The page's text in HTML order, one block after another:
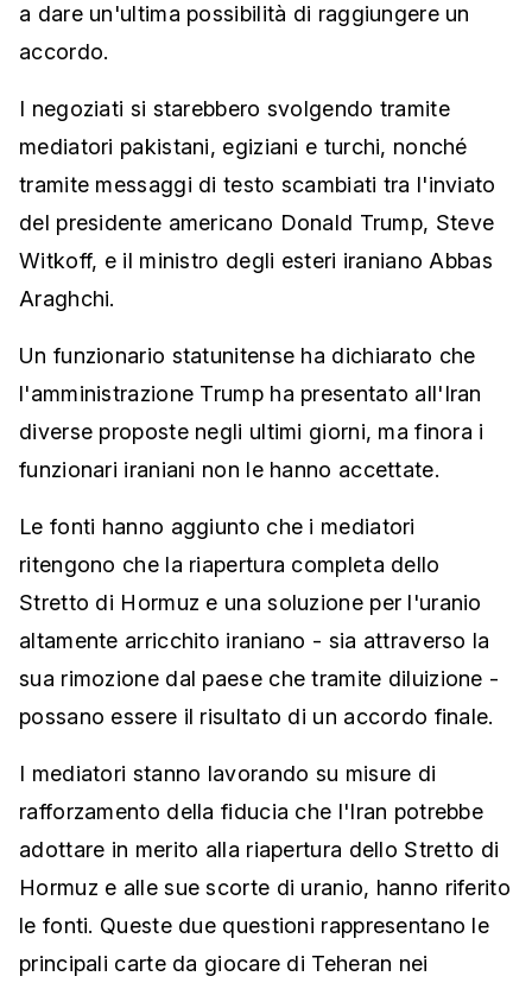
a dare un'ultima possibilità di raggiungere un
accordo.
I negoziati si starebbero svolgendo tramite
mediatori pakistani, egiziani e turchi, nonché
tramite messaggi di testo scambiati tra l'inviato
del presidente americano Donald Trump, Steve
Witkoff, e il ministro degli esteri iraniano Abbas
Araghchi.
Un funzionario statunitense ha dichiarato che
l'amministrazione Trump ha presentato all'Iran
diverse proposte negli ultimi giorni, ma finora i
funzionari iraniani non le hanno accettate.
Le fonti hanno aggiunto che i mediatori
ritengono che la riapertura completa dello
Stretto di Hormuz e una soluzione per l'uranio
altamente arricchito iraniano - sia attraverso la
sua rimozione dal paese che tramite diluizione -
possano essere il risultato di un accordo finale.
I mediatori stanno lavorando su misure di
rafforzamento della fiducia che l'Iran potrebbe
adottare in merito alla riapertura dello Stretto di
Hormuz e alle sue scorte di uranio, hanno riferito
le fonti. Queste due questioni rappresentano le
principali carte da giocare di Teheran nei